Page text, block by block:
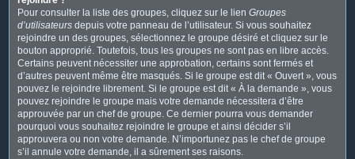
Pour consulter la liste des groupes, cliquez sur le lien Groupes
d’utilisateurs depuis votre panneau de l’utilisateur. Si vous souhaitez
rejoindre un des groupes, sélectionnez le groupe désiré et cliquez sur le
bouton approprié. Toutefois, tous les groupes ne sont pas en libre accès.
Certains peuvent nécessiter une approbation, certains sont fermés et
d’autres peuvent même être masqués. Si le groupe est dit « Ouvert », vous
pouvez le rejoindre librement. Si le groupe est dit « À la demande », vous
pouvez rejoindre le groupe mais votre demande nécessitera d’être
approuvée par un chef de groupe. Ce dernier pourra vous demander
pourquoi vous souhaitez rejoindre le groupe et ainsi décider s’il
approuvera ou non votre demande. N’importunez pas le chef de groupe
s’il annule votre demande, il a sûrement ses raisons.